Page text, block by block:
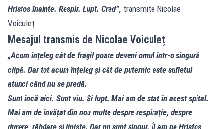
Hristos înainte. Respir. Lupt. Cred”, transmite Nicolae
Voiculeț.
Mesajul transmis de Nicolae Voiculeț
„Acum înțeleg cât de fragil poate deveni omul într-o singură
clipă. Dar tot acum înțeleg și cât de puternic este sufletul
atunci când nu se predă.
Sunt încă aici. Sunt viu. Și lupt. Mai am de stat în acest spital.
Mai am de învățat din nou multe despre respirație, despre
durere, răbdare și liniște. Dar nu sunt singur. Îl am pe Hristos